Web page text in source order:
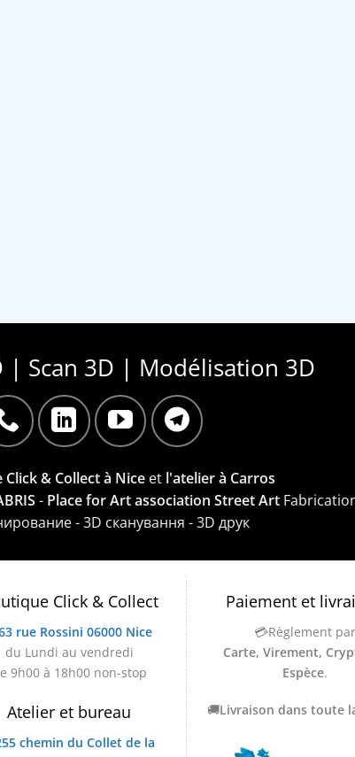
Scan 3D | Modélisation 3D
& Collect à Niceet l'atelier à Carros
- Place for Art association Street Art
- 3D сканування - 3D друк
Click & Collect
rue Rossini 06000 Nice
du Lundi au vendredi
9h00 à 18h00 non-stop
Atelier et bureau
chemin du Collet de la
Paiement et
💳Règlement par
Carte, Virement,
Espèce.
🚚Livraison dans toute